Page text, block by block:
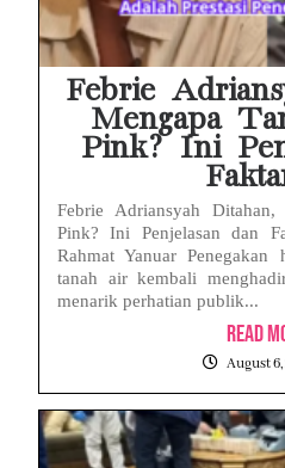
Febrie
Mengapa
Pink? Ini
Febrie Adriansyah
Pink? Ini Penjelasan dan
Rahmat Yanuar
tanah air kembali
menarik perhatian publik...
Read
August 6,